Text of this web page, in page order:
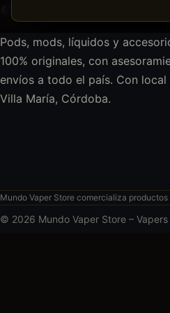
Pods, mods, líquidos y
100% originales, con
envíos a todo el país. Con
Villa María, Córdoba.
Mundo Vaper Store comercializa
© 2026 Mundo Vaper Store –